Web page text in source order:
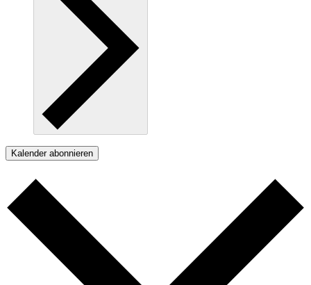
Kalender abonnieren